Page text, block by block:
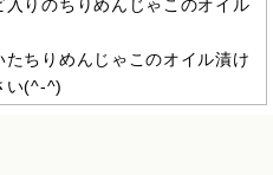
入りのちりめんじゃこのオイル
ちりめんじゃこのオイル漬け
い(^-^)